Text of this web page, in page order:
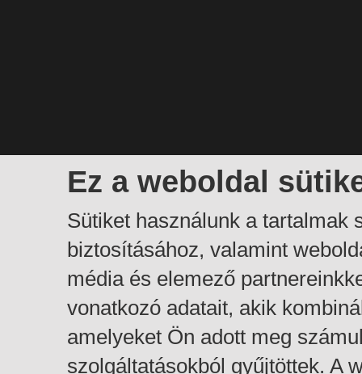
Ez a weboldal
Sütiket használunk a tartalmak
biztosításához, valamint
média és elemező
vonatkozó adatait, akik
amelyeket Ön adott meg
szolgáltatásokból gyűjtöttek. A